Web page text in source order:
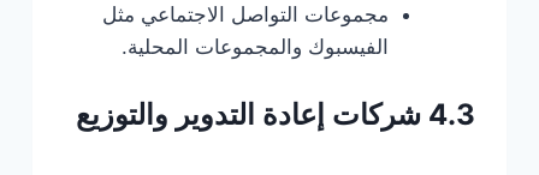
مجموعات التواصل الاجتماعي مثل
الفيسبوك والمجموعات المحلية.
4.3 شركات إعادة التدوير والتوزيع